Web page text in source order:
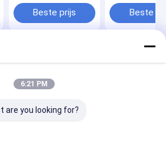
Beste prijs
DC03 DC04
Beste
ons
Site
Privacybeleid
Reserved.
6:21 PM
are you looking for?